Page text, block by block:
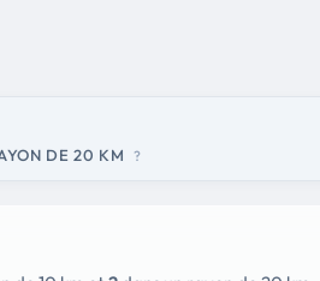
DE 20 KM ?